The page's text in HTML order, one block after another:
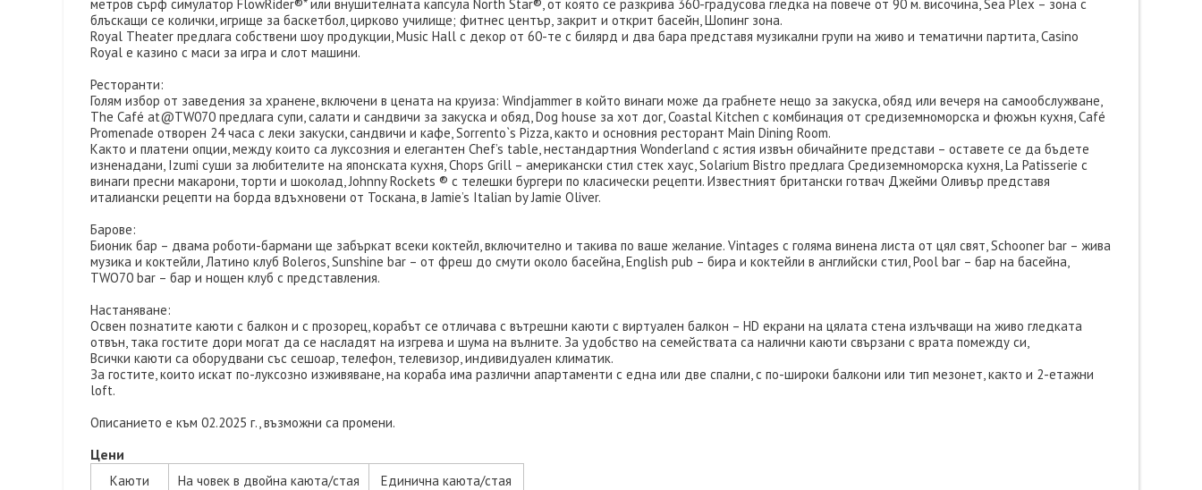
метров сърф симулатор FlowRider®* или внушителната капсула North Star®, от която се разкрива 360-градусова гледка на повече от 90 м. височина, Sea Plex – зона с
блъскащи се колички, игрище за баскетбол, цирково училище; фитнес център, закрит и открит басейн, Шопинг зона.
Royal Theater предлага собствени шоу продукции, Music Hall с декор от 60-те с билярд и два бара представя музикални групи на живо и тематични партита, Casino
Royal е казино с маси за игра и слот машини.
Ресторанти:
Голям избор от заведения за хранене, включени в цената на круиза: Windjammer в който винаги може да грабнете нещо за закуска, обяд или вечеря на самообслужване,
The Café at@TW070 предлага супи, салати и сандвичи за закуска и обяд, Dog house за хот дог, Coastal Kitchen с комбинация от средиземноморска и фюжън кухня, Café
Promenade отворен 24 часа с леки закуски, сандвичи и кафе, Sorrento`s Pizza, както и основния ресторант Main Dining Room.
Както и платени опции, между които са луксозния и елегантен Chef’s table, нестандартния Wonderland с ястия извън обичайните представи – оставете се да бъдете
изненадани, Izumi суши за любителите на японската кухня, Chops Grill – американски стил стек хаус, Solarium Bistro предлага Средиземноморска кухня, La Patisserie с
винаги пресни макарони, торти и шоколад, Johnny Rockets ® с телешки бургери по класически рецепти. Известният британски готвач Джейми Оливър представя
италиански рецепти на борда вдъхновени от Тоскана, в Jamie’s Italian by Jamie Oliver.
Барове:
Бионик бар – двама роботи-бармани ще забъркат всеки коктейл, включително и такива по ваше желание. Vintages с голяма винена листа от цял свят, Schooner bar – жива
музика и коктейли, Латино клуб Boleros, Sunshine bar – от фреш до смути около басейна, English pub – бира и коктейли в английски стил, Pool bar – бар на басейна,
TWO70 bar – бар и нощен клуб с представления.
Настаняване:
Освен познатите каюти с балкон и с прозорец, корабът се отличава с вътрешни каюти с виртуален балкон – HD екрани на цялата стена излъчващи на живо гледката
отвън, така гостите дори могат да се насладят на изгрева и шума на вълните. За удобство на семействата са налични каюти свързани с врата помежду си,
Всички каюти са оборудвани със сешоар, телефон, телевизор, индивидуален климатик.
За гостите, които искат по-луксозно изживяване, на кораба има различни апартаменти с една или две спални, с по-широки балкони или тип мезонет, както и 2-етажни
loft.
Описанието е към 02.2025 г., възможни са промени.
Цени
Каюти На човек в двойна каюта/стая Единична каюта/стая